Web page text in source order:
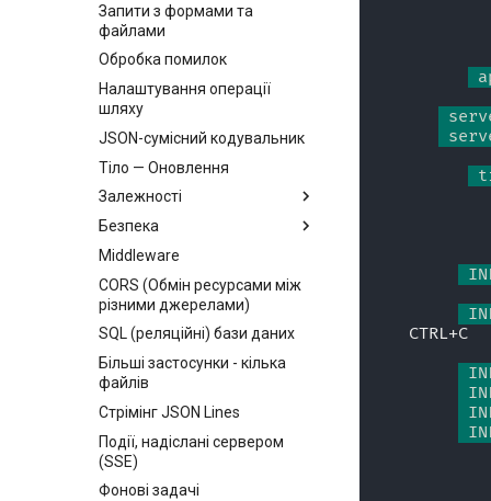
Запити з формами та
файлами
Обробка помилок
Налаштування операції
шляху
JSON-сумісний кодувальник
Тіло — Оновлення
Залежності
Класи як залежності
Підзалежності
Залежності в декораторах
операцій шляху
Глобальні залежності
Залежності з yield
Безпека
Безпека - перші кроки
Отримати поточного
користувача
Простий OAuth2 з паролем і
Bearer
OAuth2 з паролем (і
хешуванням), Bearer з
токенами JWT
Middleware
CORS (Обмін ресурсами між
різними джерелами)
SQL (реляційні) бази даних
Більші застосунки - кілька
файлів
Стрімінг JSON Lines
Події, надіслані сервером
(SSE)
Фонові задачі
CTRL+C